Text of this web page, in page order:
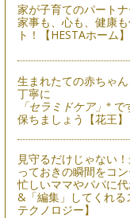
家が子育てのパート
家事も、心も、健康
ト！【HESTAホーム】
生まれたての赤ちゃ
丁寧に
「セラミドケア」 ※で
保ちましょう【花王】
見守るだけじゃない
っておきの瞬間をコ
忙しいママやパパに代
&「編集」してくれる
テクノロジー】